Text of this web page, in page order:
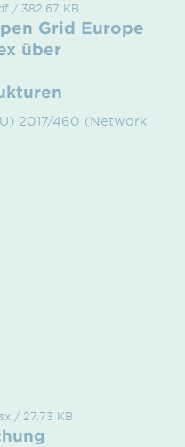
/ 382.67 KB
Grid Europe
über
2017/460 (Network
/ 27.73 KB